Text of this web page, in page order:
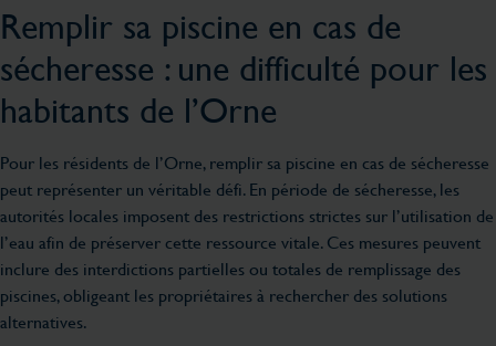
Remplir sa piscine en cas de
sécheresse : une difficulté pour les
habitants de l’Orne
Pour les résidents de l’Orne, remplir sa piscine en cas de sécheresse
peut représenter un véritable défi. En période de sécheresse, les
autorités locales imposent des restrictions strictes sur l’utilisation de
l’eau afin de préserver cette ressource vitale. Ces mesures peuvent
inclure des interdictions partielles ou totales de remplissage des
piscines, obligeant les propriétaires à rechercher des solutions
alternatives.